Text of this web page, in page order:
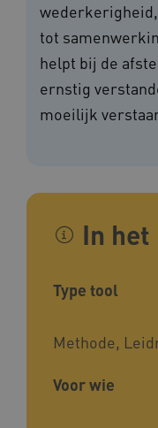
tot
helpt bij de
ernstig
moeilijk
In
Type tool
Methode,
Voor wie